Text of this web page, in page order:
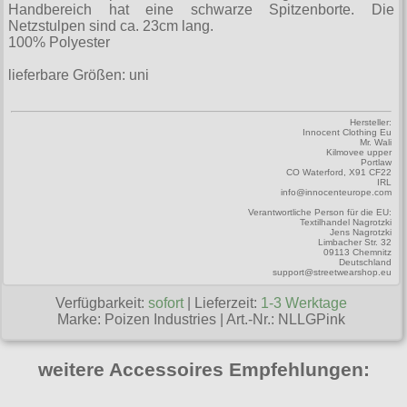
Männershirts kurzam
Gürtel
Collectif
Cup Cake Cult
Miltec
Necessary Evil
Pentagramme
XXL
XXXXXL
Amphi Festival
Begriffe
Handbereich hat eine schwarze Spitzenborte. Die
Netzstulpen sind ca. 23cm lang.
100% Polyester
lieferbare Größen: uni
Hersteller:
Innocent Clothing Eu
Mr. Wali
Kilmovee upper
Portlaw
CO Waterford, X91 CF22
IRL
info@innocenteurope.com
Verantwortliche Person für die EU:
Textilhandel Nagrotzki
Jens Nagrotzki
Limbacher Str. 32
09113 Chemnitz
Deutschland
support@streetwearshop.eu
Verfügbarkeit:sofort | Lieferzeit: 1-3 Werktage
Marke: Poizen Industries |Art.-Nr.: NLLGPink
weitere Accessoires Empfehlungen: